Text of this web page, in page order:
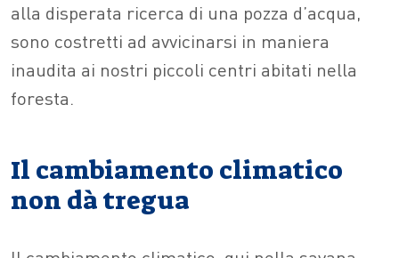
alla disperata ricerca di una pozza d’acqua,
sono costretti ad avvicinarsi in maniera
inaudita ai nostri piccoli centri abitati nella
foresta.
Il cambiamento climatico
non dà tregua